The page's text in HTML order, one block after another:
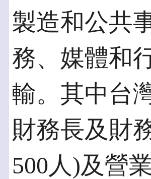
製造和公共
務、媒體和
輸。其中台
財務長及財
500人)及營